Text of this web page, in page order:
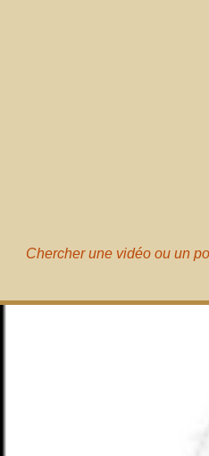
Chercher une vidéo ou un